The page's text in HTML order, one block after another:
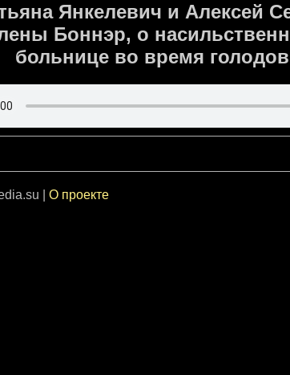
Янкелевич и Алексей
Боннэр, о
больнице во время
| О проекте